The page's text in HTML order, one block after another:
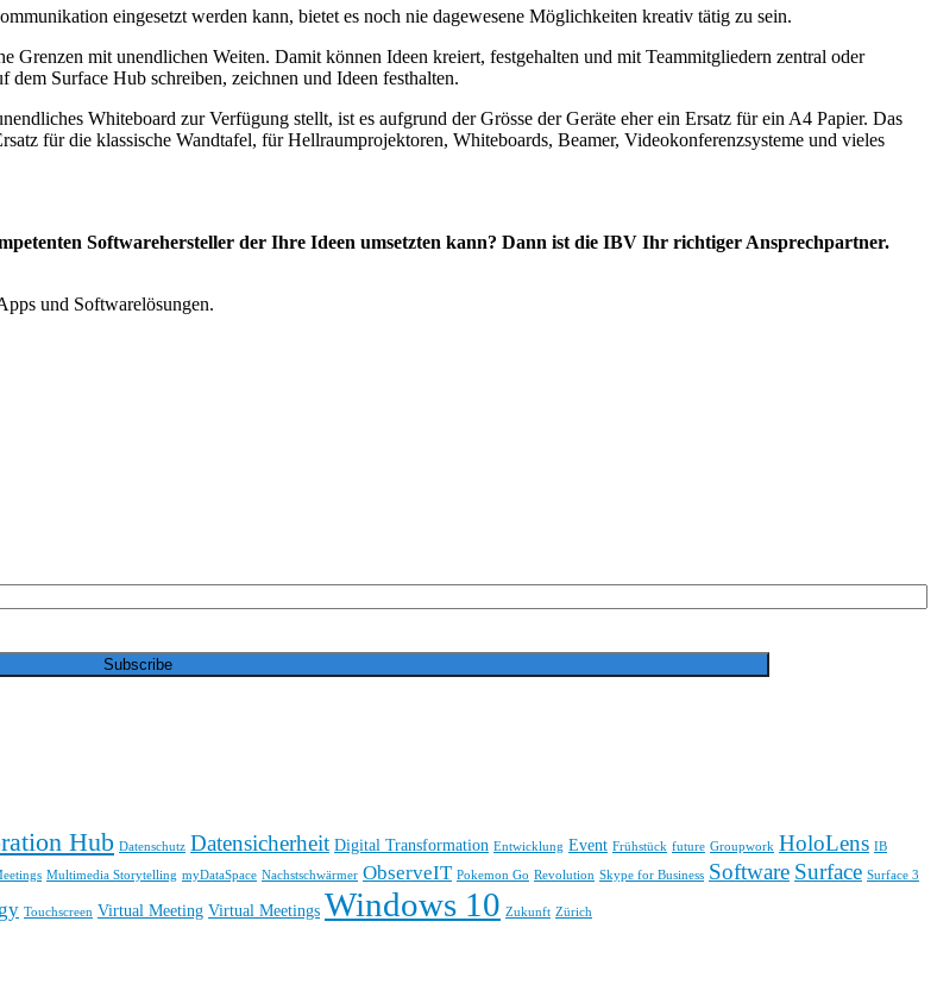
eingesetzt werden kann, bietet es noch nie dagewesene Möglichkeiten kreativ tätig zu sein.
mit unendlichen Weiten. Damit können Ideen kreiert, festgehalten und mit Teammitgliedern zentral oder
Surface Hub schreiben, zeichnen und Ideen festhalten.
Whiteboard zur Verfügung stellt, ist es aufgrund der Grösse der Geräte eher ein Ersatz für ein A4 Papier. Das
für die klassische Wandtafel, für Hellraumprojektoren, Whiteboards, Beamer, Videokonferenzsysteme und vieles
Softwarehersteller der Ihre Ideen umsetzten kann? Dann ist die IBV Ihr richtiger Ansprechpartner.
und Softwarelösungen.
Hub Datenschutz Datensicherheit Digital Transformation Entwicklung Event Frühstück future Groupwork HoloLens IB
Multimedia Storytelling myDataSpace Nachstschwärmer ObserveIT Pokemon Go Revolution Skype for Business Software Surface Surface 3
Touchscreen Virtual Meeting Virtual Meetings Windows 10 Zukunft Zürich